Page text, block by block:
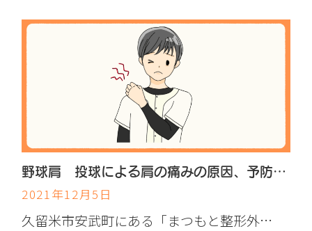
野球肩 投球による肩の痛みの原因、予防とは
2021年12月5日
久留米市安武町にある「まつもと整形外…